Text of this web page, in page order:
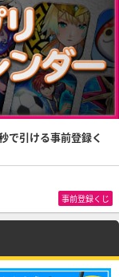
で引ける事前登録く
事前登録くじ